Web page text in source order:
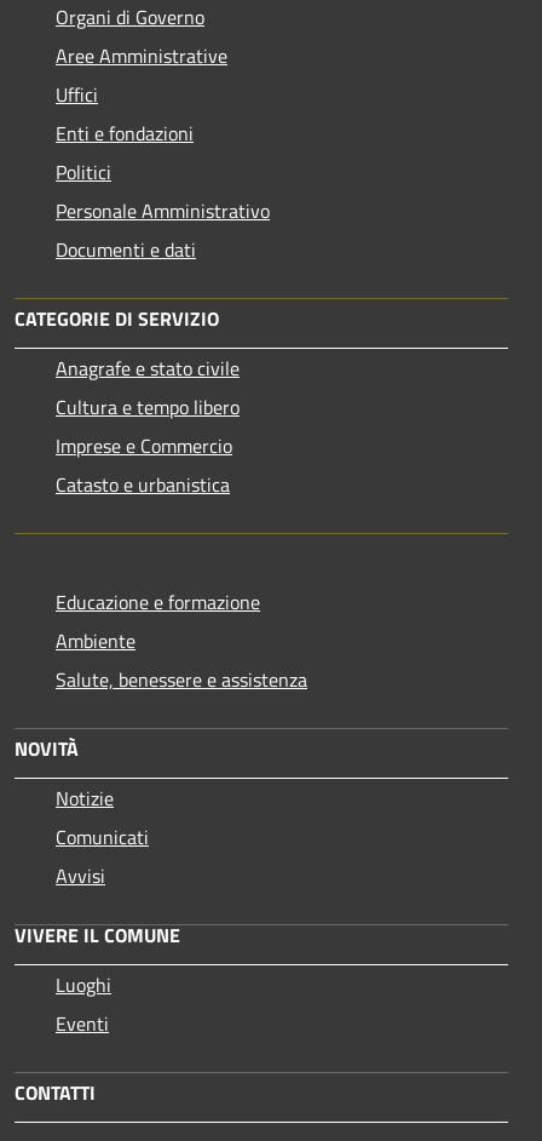
Organi di Governo
Aree Amministrative
Uffici
Enti e fondazioni
Politici
Personale Amministrativo
Documenti e dati
CATEGORIE DI SERVIZIO
Anagrafe e stato civile
Cultura e tempo libero
Imprese e Commercio
Catasto e urbanistica
Educazione e formazione
Ambiente
Salute, benessere e assistenza
NOVITÀ
Notizie
Comunicati
Avvisi
VIVERE IL COMUNE
Luoghi
Eventi
CONTATTI